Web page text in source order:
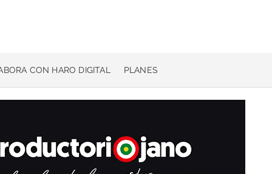
CON HARO DIGITAL PLANES